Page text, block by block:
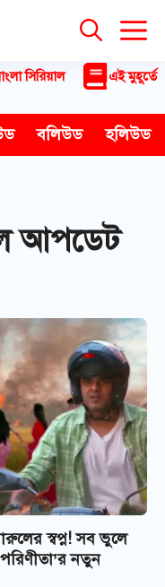
সিরিয়াল এই মুহূর্তে
বলিউড হলিউড
আপডেট
স্বপ্ন! সব ভুলে
নতুন